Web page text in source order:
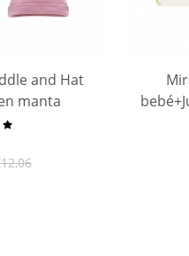
and Hat
manta
puro y
12,06